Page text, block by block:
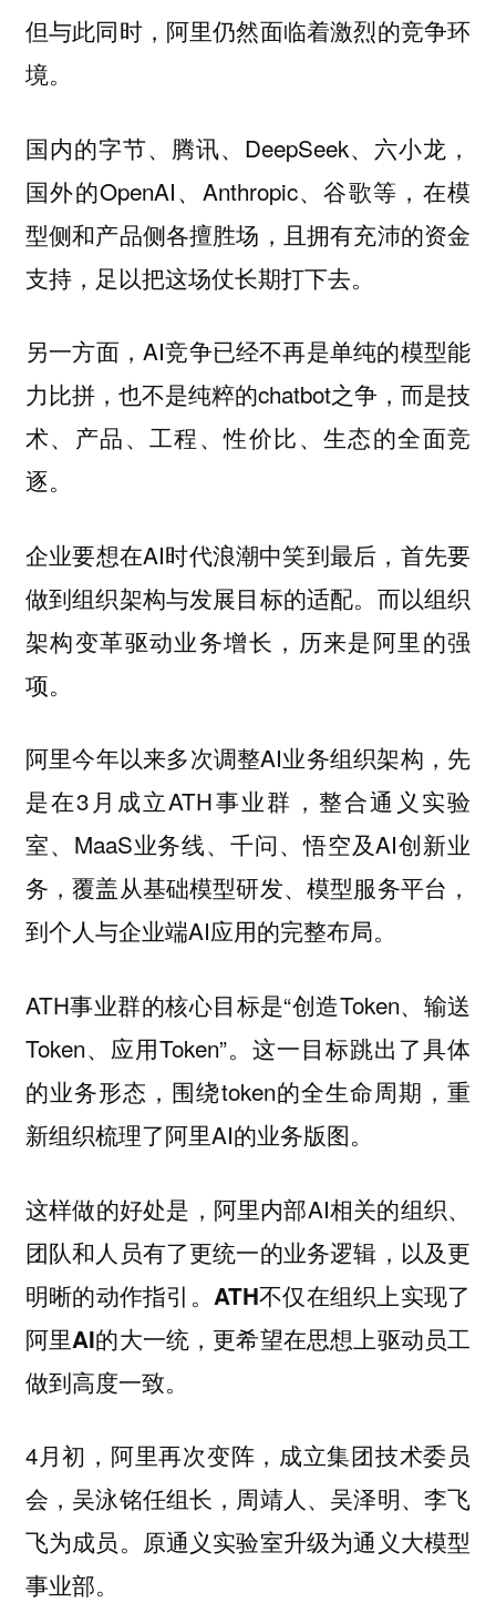
但与此同时，阿里仍然面临着激烈的竞争环
境。
国内的字节、腾讯、DeepSeek、六小龙，
国外的OpenAI、Anthropic、谷歌等，在模
型侧和产品侧各擅胜场，且拥有充沛的资金
支持，足以把这场仗长期打下去。
另一方面，AI竞争已经不再是单纯的模型能
力比拼，也不是纯粹的chatbot之争，而是技
术、产品、工程、性价比、生态的全面竞
逐。
企业要想在AI时代浪潮中笑到最后，首先要
做到组织架构与发展目标的适配。而以组织
架构变革驱动业务增长， 历来是阿里的强
项。
阿里今年以来多次调整AI业务组织架构，先
是在3月成立ATH事业群，整合通义实验
室、MaaS业务线、千问、悟空及AI创新业
务，覆盖从基础模型研发、模型服务平台，
到个人与企业端AI应用的完整布局。
ATH事业群的核心目标是“创造Token、输送
Token、应用Token”。这一目标跳出了具体
的业务形态，围绕token的全生命周期，重
新组织梳理了阿里AI的业务版图。
这样做的好处是，阿里内部AI相关的组织、
团队和人员有了更统一的业务逻辑，以及更
明晰的动作指引。 ATH不仅在组织上实现了
阿里AI的大一统，更希望在思想上驱动员工
做到高度一致。
4月初，阿里再次变阵，成立集团技术委员
会，吴泳铭任组长，周靖人、吴泽明、李飞
飞为成员。原通义实验室升级为通义大模型
事业部。